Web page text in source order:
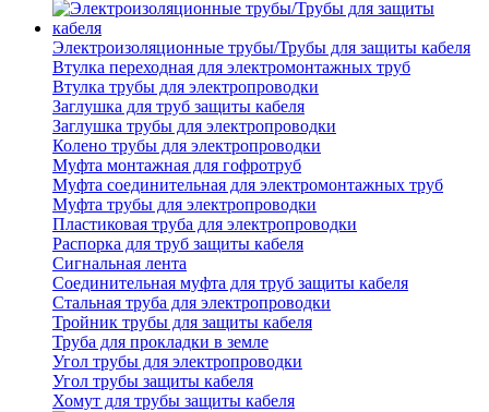
Электроизоляционные трубы/Трубы для защиты кабеля
Втулка переходная для электромонтажных труб
Втулка трубы для электропроводки
Заглушка для труб защиты кабеля
Заглушка трубы для электропроводки
Колено трубы для электропроводки
Муфта монтажная для гофротруб
Муфта соединительная для электромонтажных труб
Муфта трубы для электропроводки
Пластиковая труба для электропроводки
Распорка для труб защиты кабеля
Сигнальная лента
Соединительная муфта для труб защиты кабеля
Стальная труба для электропроводки
Тройник трубы для защиты кабеля
Труба для прокладки в земле
Угол трубы для электропроводки
Угол трубы защиты кабеля
Хомут для трубы защиты кабеля